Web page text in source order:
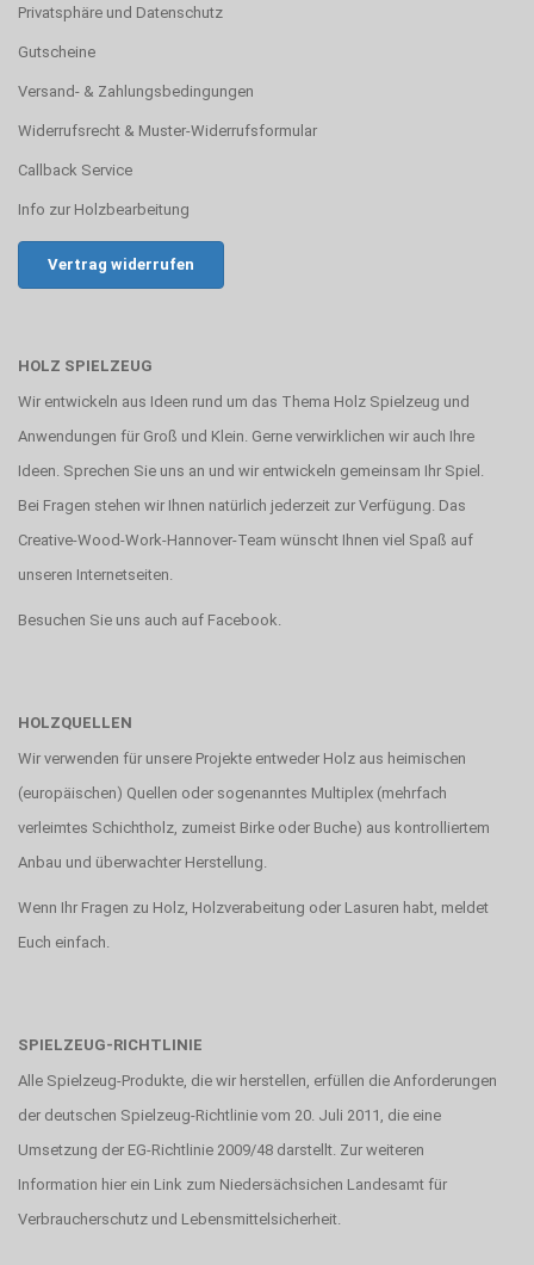
Privatsphäre und Datenschutz
Gutscheine
Versand- & Zahlungsbedingungen
Widerrufsrecht & Muster-Widerrufsformular
Callback Service
Info zur Holzbearbeitung
Vertrag widerrufen
HOLZ SPIELZEUG
Wir entwickeln aus Ideen rund um das Thema Holz Spielzeug und
Anwendungen für Groß und Klein. Gerne verwirklichen wir auch Ihre
Ideen. Sprechen Sie uns an und wir entwickeln gemeinsam Ihr Spiel.
Bei Fragen stehen wir Ihnen natürlich jederzeit zur Verfügung. Das
Creative-Wood-Work-Hannover-Team wünscht Ihnen viel Spaß auf
unseren Internetseiten.
Besuchen Sie uns auch auf Facebook
HOLZQUELLEN
Wir verwenden für unsere Projekte entweder Holz aus heimischen
(europäischen) Quellen oder sogenanntes Multiplex (mehrfach
verleimtes Schichtholz, zumeist Birke oder Buche) aus kontrolliertem
Anbau und überwachter Herstellung.
Wenn Ihr Fragen zu Holz, Holzverabeitung oder Lasuren habt, meldet
Euch einfach.
SPIELZEUG-RICHTLINIE
Alle Spielzeug-Produkte, die wir herstellen, erfüllen die Anforderungen
der deutschen Spielzeug-Richtlinie vom 20. Juli 2011, die eine
Umsetzung der EG-Richtlinie 2009/48 darstellt. Zur weiteren
Information hier ein Link zum Niedersächsichen Landesamt für
Verbraucherschutz und Lebensmittelsicherheit.